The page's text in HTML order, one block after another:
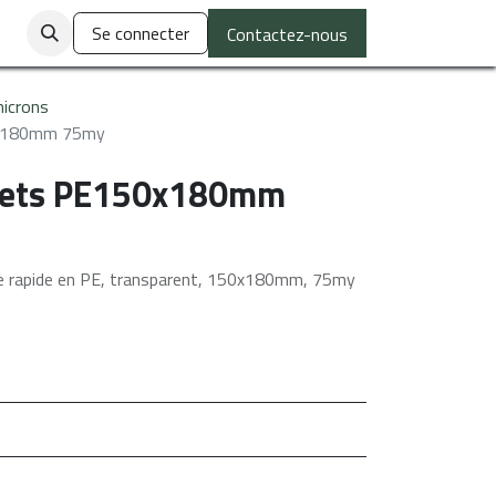
nous Se connecter Contactez-nous
75my
PE150x180mm
rapide en PE, transparent, 150x180mm, 75my